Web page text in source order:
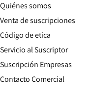
Quiénes somos
Venta de suscripciones
Código de etica Opens in
Servicio al Suscriptor
Suscripción Empresas
Contacto ComercialOpens